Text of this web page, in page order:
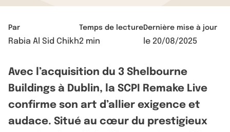
Par
Rabia Al Sid Chikh
Temps de lecture
2 min
Dernière mise à jour
le 20/08/2025
Avec l’acquisition du 3 Shelbourne
Buildings à Dublin, la SCPI Remake Live
confirme son art d’allier exigence et
audace. Situé au cœur du prestigieux